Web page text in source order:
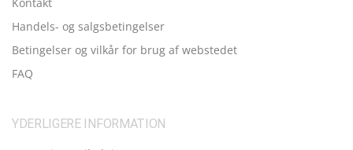
Handels- og salgsbetingelser
Betingelser og vilkår for brug af webstedet
FAQ
YDERLIGERE INFORMATION